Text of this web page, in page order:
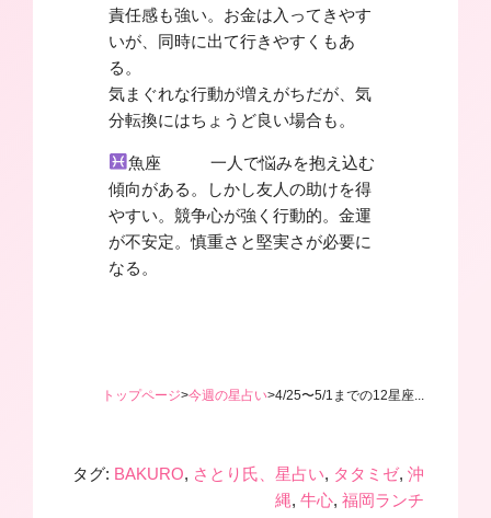
責任感も強い。お金は入ってきやす
いが、同時に出て行きやすくもあ
る。
気まぐれな行動が増えがちだが、気
分転換にはちょうど良い場合も。
魚座 一人で悩みを抱え込む
傾向がある。しかし友人の助けを得
やすい。競争心が強く行動的。金運
が不安定。慎重さと堅実さが必要に
なる。
トップページ>今週の星占い>4/25〜5/1までの12星座...
タグ: BAKURO, さとり氏、星占い, タタミゼ,沖
縄,牛心,福岡ランチ